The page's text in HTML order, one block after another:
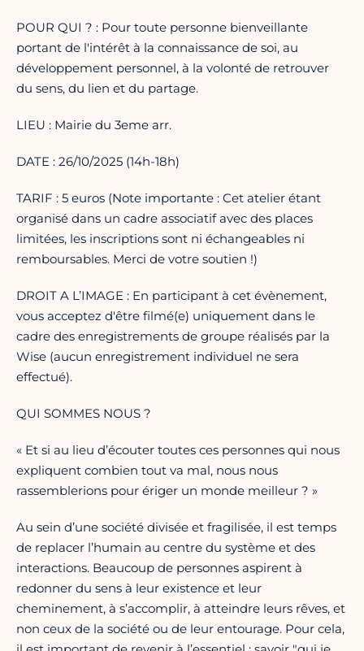
POUR QUI ? : Pour toute personne bienveillante
portant de l'intérêt à la connaissance de soi, au
développement personnel, à la volonté de retrouver
du sens, du lien et du partage.
LIEU : Mairie du 3eme arr.
DATE : 26/10/2025 (14h-18h)
TARIF : 5 euros (Note importante : Cet atelier étant
organisé dans un cadre associatif avec des places
limitées, les inscriptions sont ni échangeables ni
remboursables. Merci de votre soutien !)
DROIT A L’IMAGE : En participant à cet évènement,
vous acceptez d'être filmé(e) uniquement dans le
cadre des enregistrements de groupe réalisés par la
Wise (aucun enregistrement individuel ne sera
effectué).
QUI SOMMES NOUS ?
« Et si au lieu d’écouter toutes ces personnes qui nous
expliquent combien tout va mal, nous nous
rassemblerions pour ériger un monde meilleur ? »
Au sein d’une société divisée et fragilisée, il est temps
de replacer l’humain au centre du système et des
interactions. Beaucoup de personnes aspirent à
redonner du sens à leur existence et leur
cheminement, à s’accomplir, à atteindre leurs rêves, et
non ceux de la société ou de leur entourage. Pour cela,